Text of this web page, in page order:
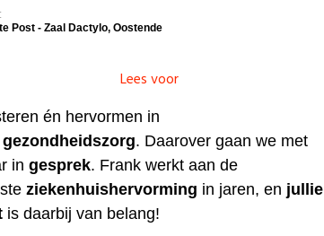
Post - Zaal Dactylo, Oostende
Lees voor
én hervormen in
gezondheidszorg. Daarover gaan we met
in gesprek. Frank werkt aan de
ziekenhuishervorming in jaren, en jullie
is daarbij van belang!